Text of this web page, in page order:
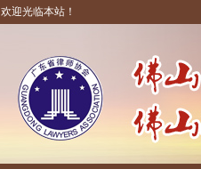
欢迎光临本站！